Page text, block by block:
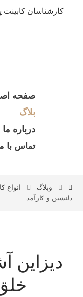
کارشناسان
صفحه
بلاگ
درباره ما
تماس با
وبلاگ انواع
دلنشین و کارآمد
دیزاین